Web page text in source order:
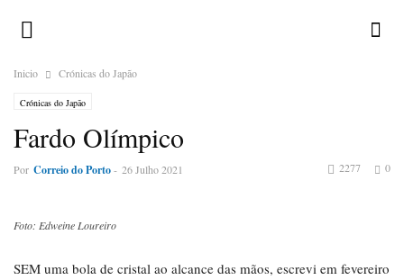
Inicio Crónicas do Japão
Crónicas do Japão
Fardo Olímpico
Por Correio do Porto- 26 Julho 2021 0
2277
Foto: Edweine Loureiro
SEM uma bola de cristal ao alcance das mãos, escrevi em fevereiro